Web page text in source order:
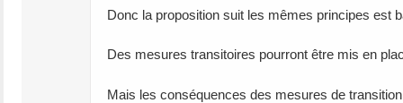
Donc la proposition suit les mêmes principes est
Des mesures transitoires pourront être mis en
Mais les conséquences des mesures de